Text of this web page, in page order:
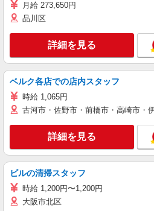
月給 273,650円
品川区
詳細を見る
ベルク各店での店内スタッフ
時給 1,065円
古河市・佐野市・前橋市・高崎市・
詳細を見る
ビルの清掃スタッフ
時給 1,200円〜1,200円
大阪市北区